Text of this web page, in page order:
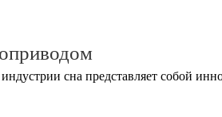
сна представляет собой